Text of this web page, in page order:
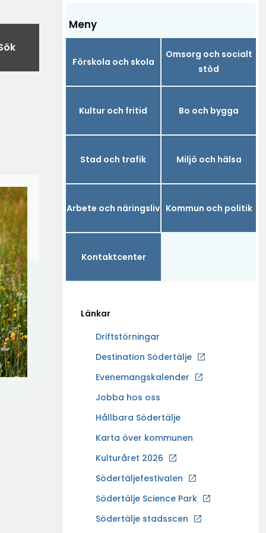
Meny
Förskola och skola
Omsorg och socialt
stöd
Kultur och fritid Bo och bygga
Stad och trafik Miljö och hälsa
Arbete och näringsliv Kommun och politik
Kontaktcenter
Länkar
Driftstörningar
Destination Södertälje
Ö
p
n
a
y
t
f
ö
Evenemangskalender
Jobba hos oss
Ö
p
n
a
y
t
Hållbara Södertälje
Karta över kommunen
Kulturåret 2026
Södertäljefestivalen
Södertälje Science Park
Ö
p
Södertälje stadsscen